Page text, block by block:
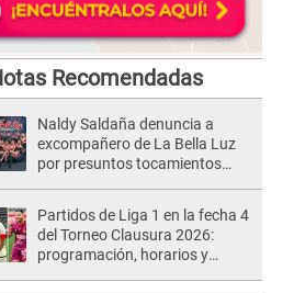
Recomendadas
Naldy Saldaña denuncia a
excompañero de La Bella Luz
por presuntos tocamientos
Partidos de Liga 1 en la fecha 4
del Torneo Clausura 2026:
programación, horarios y